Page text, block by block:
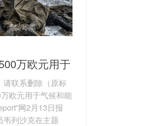
万欧元用于
联系删除（原标
欧元用于气候和能
网2月13日报
列沙克在主题